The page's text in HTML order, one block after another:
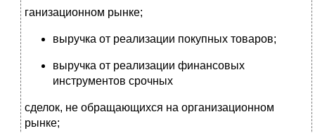
ганизационном рынке;
выручка от реализации покупных товаров;
выручка от реализации финансовых
инструментов срочных
сделок, не обращающихся на организационном
рынке;